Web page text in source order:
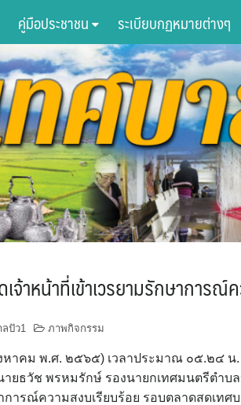
คู่มือประชาชน ระเบียบกฏหมายต่างๆ
เจ้าหน้าที่เข้าเวรยามรักษาการ
ปัว1 ภาพกิจกรรม
าคม พ.ศ. ๒๕๖๕) เวลาประมาณ ๐๕.๒๔
ยธวัช พรหมรักษ์ รองนายกเทศมนตรีตำบ
การณ์ความสงบเรียบร้อย รอบตลาดสดเท